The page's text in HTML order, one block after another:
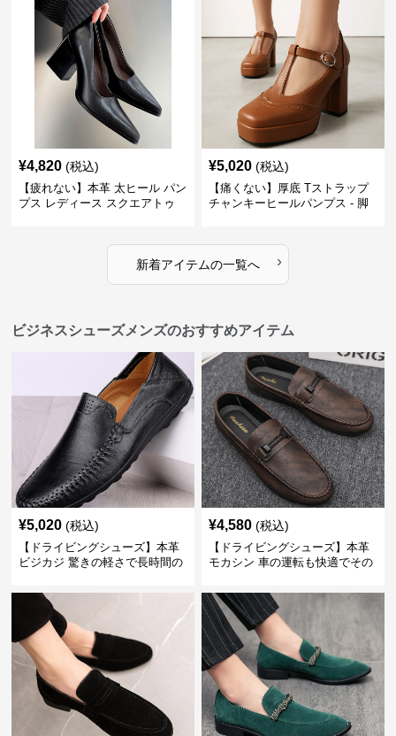
¥4,820 (税込)
【疲れない】本革 太ヒール パン
プス レディース スクエアトゥ
¥5,020 (税込)
【痛くない】厚底 Tストラップ
チャンキーヒールパンプス - 脚
新着アイテムの一覧へ ›
ビジネスシューズメンズのおすすめアイテム
¥5,020 (税込)
【ドライビングシューズ】本革
ビジカジ 驚きの軽さで長時間の
¥4,580 (税込)
【ドライビングシューズ】本革
モカシン 車の運転も快適でその